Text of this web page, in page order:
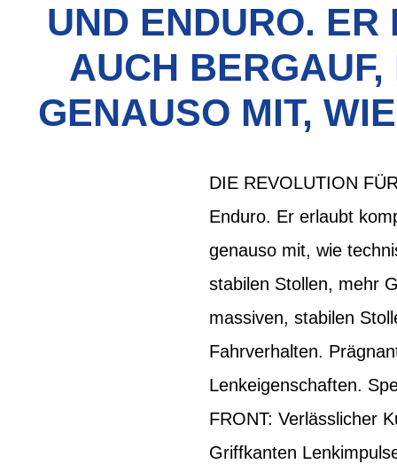
UND ENDURO.
AUCH
GENAUSO MIT,
DIE REVOLUTION
Enduro. Er erlaubt
genauso mit, wie
stabilen Stollen, mehr
massiven, stabilen
Fahrverhalten.
Lenkeigenschaften.
FRONT: Verlässlicher
Griffkanten